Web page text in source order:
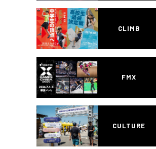
CLIMB
FMX
CULTURE